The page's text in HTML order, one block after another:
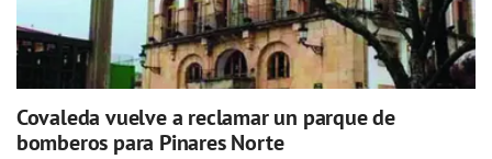
Covaleda vuelve a reclamar un parque de
bomberos para Pinares Norte